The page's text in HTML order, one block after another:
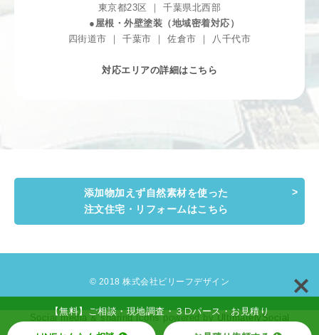
東京都23区 ｜ 千葉県北西部
●屋根・外壁塗装（地域密着対応）
四街道市 ｜ 千葉市 ｜ 佐倉市 ｜ 八千代市
対応エリアの詳細はこちら
添加物加えず自然素材を使った
注文住宅・リフォームはこちら
© 2018 株式会社ビリーフデザイン
Social media & sharing icons powered by UltimatelySocial
【無料】ご相談・現地調査・３Dパース・お見積り